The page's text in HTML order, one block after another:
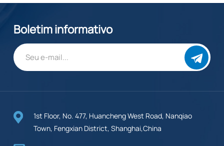
Boletim informativo
1st Floor, No. 477, Huancheng West Road, Nanqiao
Town, Fengxian District, Shanghai,China